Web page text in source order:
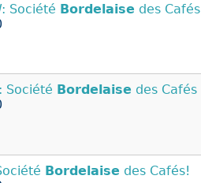
Société Bordelaise des Cafés
Société Bordelaise des Cafés
Bordelaise des Cafés!